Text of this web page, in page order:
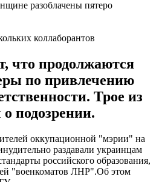
коллаборантов
что продолжаются
по привлечению
Трое из
подозрении.
оккупационной "мэрии" на
раздавали украинцам
российского образования,
"военкоматов ЛНР".Об этом